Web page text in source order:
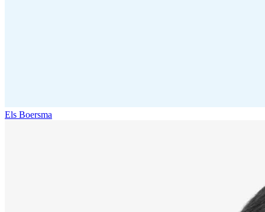
Els Boersma